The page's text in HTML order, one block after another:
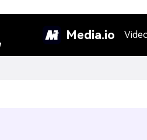
Media.io